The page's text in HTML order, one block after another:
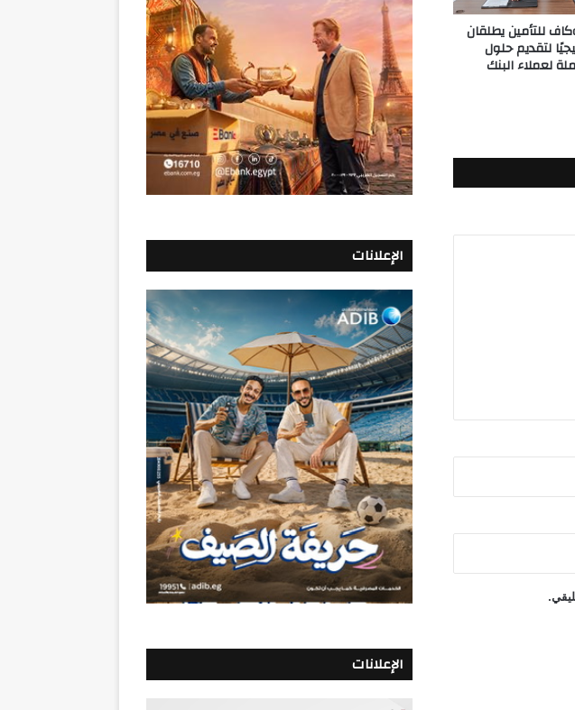
للتأمين يطلقان
لتقديم حلول
لعملاء البنك
الإعلانات
الإعلانات